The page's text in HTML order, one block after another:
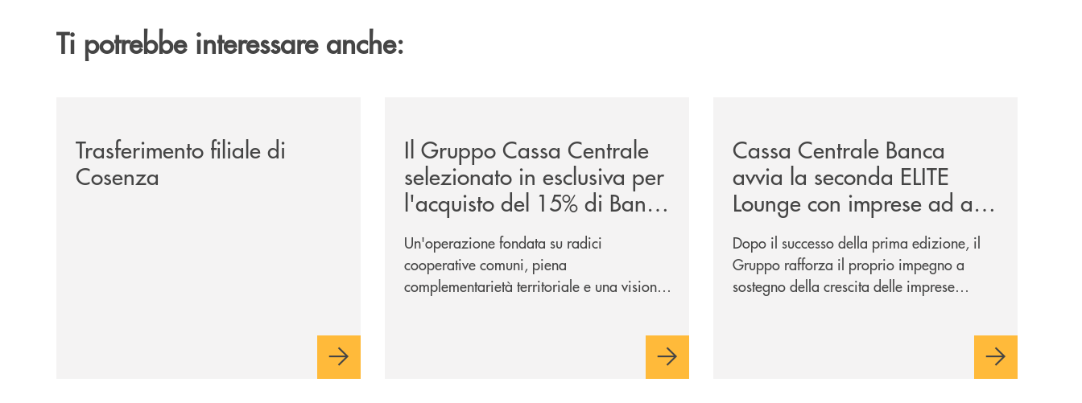
Ti potrebbe interessare anche:
Trasferimento filiale di
Cosenza
Il Gruppo Cassa Centrale
selezionato in esclusiva per
l'acquisto del 15% di Banca
Cambiano 1884
Un'operazione fondata su radici
cooperative comuni, piena
complementarietà territoriale e una visione
Cassa Centrale Banca
avvia la seconda ELITE
Lounge con imprese ad alto
potenziale
Dopo il successo della prima edizione, il
Gruppo rafforza il proprio impegno a
sostegno della crescita delle imprese